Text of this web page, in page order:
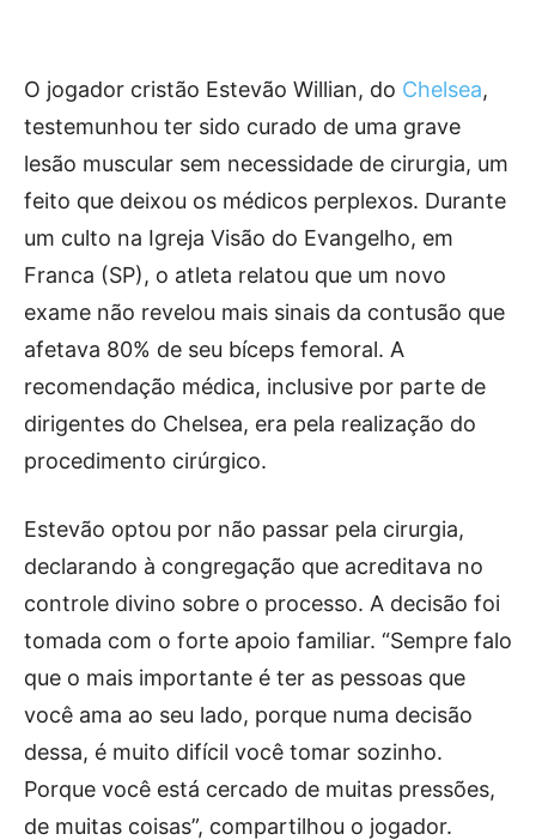
O jogador cristão Estevão Willian, do Chelsea,
testemunhou ter sido curado de uma grave
lesão muscular sem necessidade de cirurgia, um
feito que deixou os médicos perplexos. Durante
um culto na Igreja Visão do Evangelho, em
Franca (SP), o atleta relatou que um novo
exame não revelou mais sinais da contusão que
afetava 80% de seu bíceps femoral. A
recomendação médica, inclusive por parte de
dirigentes do Chelsea, era pela realização do
procedimento cirúrgico.
Estevão optou por não passar pela cirurgia,
declarando à congregação que acreditava no
controle divino sobre o processo. A decisão foi
tomada com o forte apoio familiar. “Sempre falo
que o mais importante é ter as pessoas que
você ama ao seu lado, porque numa decisão
dessa, é muito difícil você tomar sozinho.
Porque você está cercado de muitas pressões,
de muitas coisas”, compartilhou o jogador.